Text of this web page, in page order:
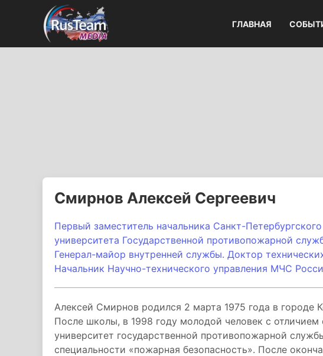
ГЛАВНАЯ
Смирнов Алексей Сергеевич
Первый заместитель начальника Санкт-Петербургского
университета Государственной противопожарной
Генерал-майор внутренней службы. Доктор
Начальник Научно-технического управления МЧС
Алексей Смирнов родился 2 марта 1975 года в городе
После школы, в 1998 году молодой человек с
университет государственной противопожарной
специальности «пожарная безопасность». После